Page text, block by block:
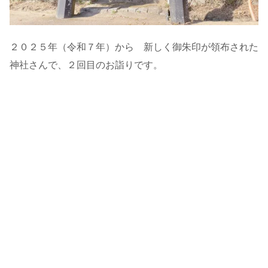
２０２５年（令和７年）から 新しく御朱印が領布された
神社さんで、２回目のお詣りです。